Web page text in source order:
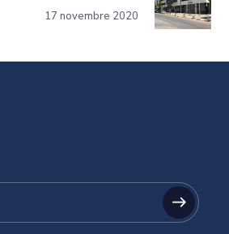
17 novembre 2020